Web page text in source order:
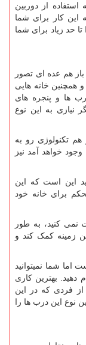
استفاده از دوربین
این کار برای شما
حد زیاد برای شما
هم عده ای تصور
همچنین خانه هایی
ها و پنجره های
نیازی به این نوع
تکنولوژی رو به
خواهد آمد نیز
این است که این
برای خانه خود
نمی کنید، به طور
زمینه کمک کند و
شما نمیتوانید
بهترین کاری
از فردی که در این
نوع این درب ها را